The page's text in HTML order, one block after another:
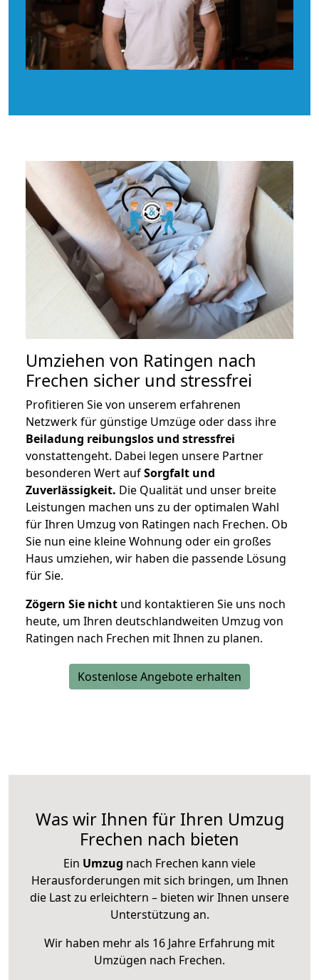
Umziehen von Ratingen nach
Frechen sicher und stressfrei
Profitieren Sie von unserem erfahrenen
Netzwerk für günstige Umzüge oder dass ihre
Beiladung reibungslos und stressfrei
vonstattengeht. Dabei legen unsere Partner
besonderen Wert aufSorgfalt und
Zuverlässigkeit. Die Qualität und unser breite
Leistungen machen uns zu der optimalen Wahl
für Ihren Umzug von Ratingen nach Frechen. Ob
Sie nun eine kleine Wohnung oder ein großes
Haus umziehen, wir haben die passende Lösung
für Sie.
Zögern Sie nicht und kontaktieren Sie uns noch
heute, um Ihren deutschlandweiten Umzug von
Ratingen nach Frechen mit Ihnen zu planen.
Kostenlose Angebote erhalten
Was wir Ihnen für Ihren Umzug
Frechen nach bieten
Ein Umzug nach Frechen kann viele
Herausforderungen mit sich bringen, um Ihnen
die Last zu erleichtern – bieten wir Ihnen unsere
Unterstützung an.
Wir haben mehr als 16 Jahre Erfahrung mit
Umzügen nach Frechen.